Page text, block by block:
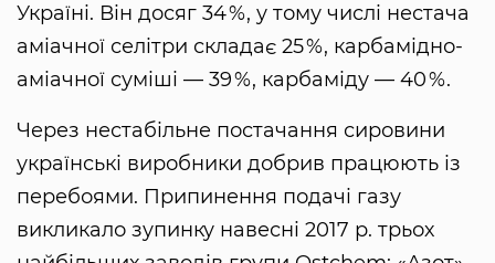
Україні. Він досяг 34 %, у тому числі нестача
аміачної селітри складає 25 %, карбамідно-
аміачної суміші — 39 %, карбаміду — 40 %.
Через нестабільне постачання сировини
українські виробники добрив працюють із
перебоями. Припинення подачі газу
викликало зупинку навесні 2017 р. трьох